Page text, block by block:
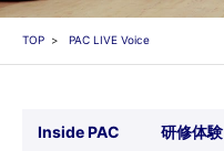
TOP PAC LIVE Voice
Inside PAC 研修体験